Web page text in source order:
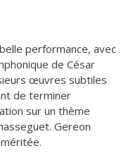
performance, avec
de César
œuvres subtiles
de terminer
sur un thème
Gereon